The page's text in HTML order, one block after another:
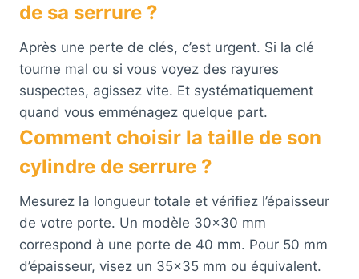
de sa serrure ?
Après une perte de clés, c’est urgent. Si la clé
tourne mal ou si vous voyez des rayures
suspectes, agissez vite. Et systématiquement
quand vous emménagez quelque part.
Comment choisir la taille de son
cylindre de serrure ?
Mesurez la longueur totale et vérifiez l’épaisseur
de votre porte. Un modèle 30×30 mm
correspond à une porte de 40 mm. Pour 50 mm
d’épaisseur, visez un 35×35 mm ou équivalent.